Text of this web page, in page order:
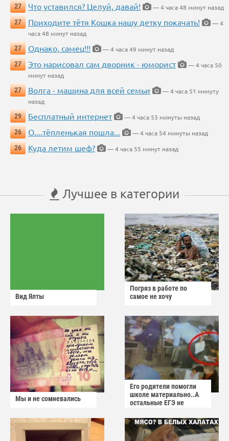
27
Что уставился? Целуй, давай!
— 4 часа 48 минут назад
27
Приходите тётя Кошка нашу детку покачать!
— 4
часа 48 минут назад
27
Однако, самец!!!
— 4 часа 49 минут назад
27
Это нарисовал сам дворник - юморист
— 4 часа 50
минут назад
27
Волга - машина для всей семьи
— 4 часа 51 минуту
назад
29
Бесплатный интернет
— 4 часа 53 минуты назад
26
О....тёпленькая пошла...
— 4 часа 54 минуты назад
26
Куда летим шеф? — 4 часа 55 минут назад
Лучшее в категории
Вид Ялты
Погряз в работе по
самое не хочу
Мы и не сомневались
Его родители помогли
школе материально..А
остальные ЕГЭ не